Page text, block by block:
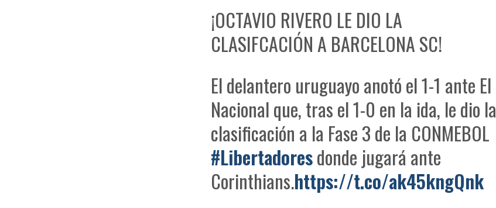
¡OCTAVIO RIVERO LE DIO LA
CLASIFCACIÓN A BARCELONA SC!
El delantero uruguayo anotó el 1-1 ante El
Nacional que, tras el 1-0 en la ida, le dio la
clasificación a la Fase 3 de la CONMEBOL
#Libertadoresdonde jugará ante
Corinthians.https://t.co/ak45kngQnk